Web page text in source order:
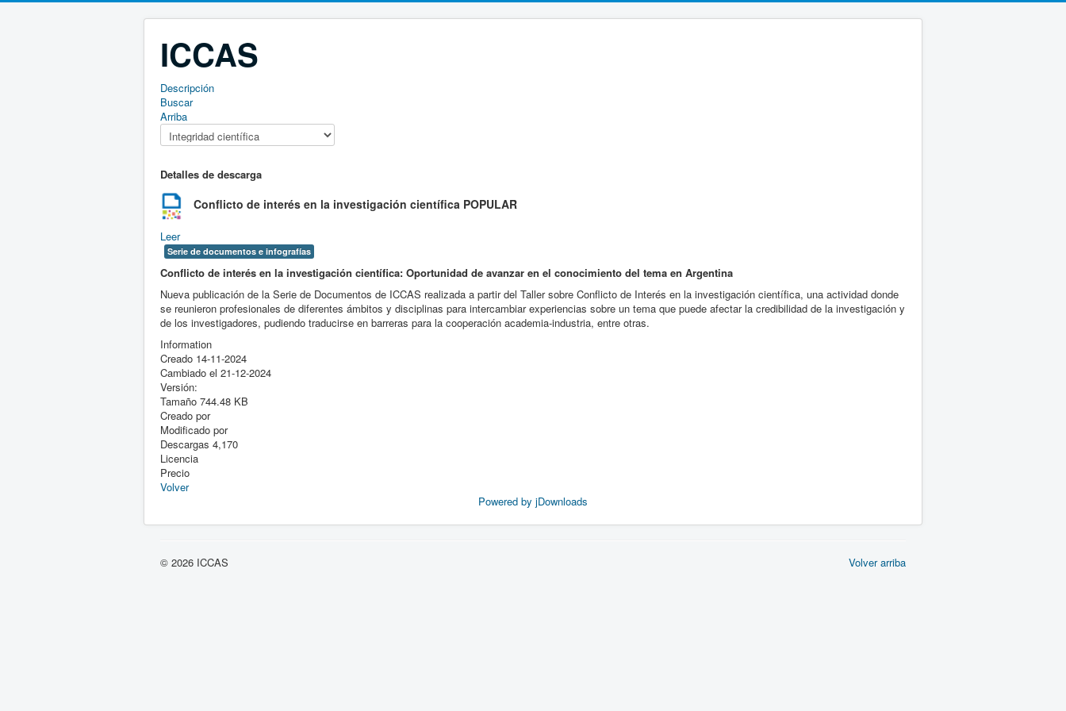
ICCAS
Descripción
Buscar
Arriba
Detalles de descarga
Conflicto de interés en la investigación científica POPULAR
Leer
Serie de documentos e infografías
Conflicto de interés en la investigación científica: Oportunidad de avanzar en el conocimiento del tema en Argentina
Nueva publicación de la Serie de Documentos de ICCAS realizada a partir del Taller sobre Conflicto de Interés en la investigación científica, una actividad donde
se reunieron profesionales de diferentes ámbitos y disciplinas para intercambiar experiencias sobre un tema que puede afectar la credibilidad de la investigación y
de los investigadores, pudiendo traducirse en barreras para la cooperación academia-industria, entre otras.
Information
Creado 14-11-2024
Cambiado el 21-12-2024
Versión:
Tamaño 744.48 KB
Creado por
Modificado por
Descargas 4,170
Licencia
Precio
Volver
Powered by jDownloads
Volver arriba
© 2026 ICCAS